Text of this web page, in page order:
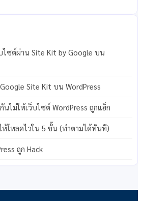
ไซต์ผ่าน Site Kit by Google บน
Site Kit บน WordPress
ไม่ให้เว็บไซต์ WordPress ถูกแฮ็ก
ห้โหลดไวใน 5 ขั้น (ทำตามได้ทันที)
ถูก Hack